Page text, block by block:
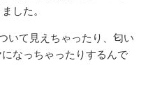
した。
いて見えちゃったり、匂い
なっちゃったりするんで